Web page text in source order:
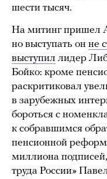
шести тысяч.
На митинг пришел
но выступать он не
выступил лидер
Бойко: кроме
раскритиковал
в зарубежных
бороться с
к собравшимся
пенсионной
миллиона
труда России»